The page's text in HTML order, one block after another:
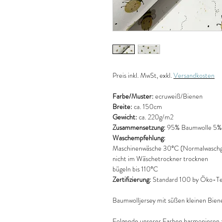
Preis inkl. MwSt, exkl. Versandkosten
Farbe/Muster: ecruweiß/Bienen
Breite: ca. 150cm
Gewicht: ca. 220g/m2
Zusammensetzung: 95% Baumwolle
Waschempfehlung:
Maschinenwäsche 30°C
nicht im Wäschetrockner trocknen
bügeln bis 110°C
Zertifizierung: Standard 100 by Öko-
Baumwolljersey mit süßen kleinen